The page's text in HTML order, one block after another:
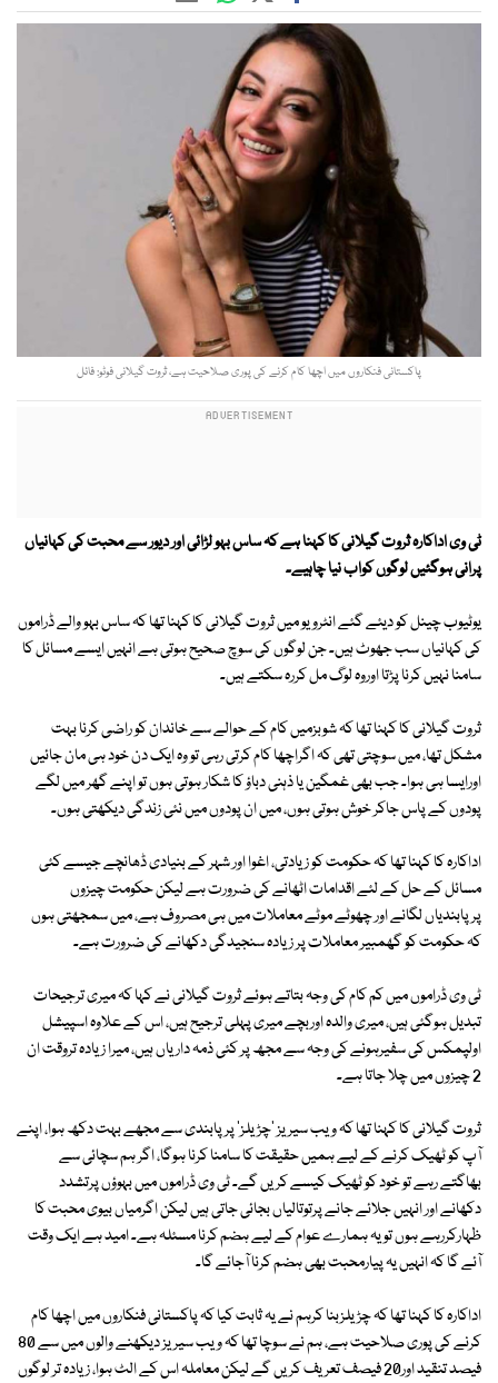
پاکستانی فنکاروں میں اچھا کام کرنے کی پوری صلاحیت ہے، ثروت گیلانی فوٹو: فائل
ٹی وی اداکارہ ثروت گیلانی کا کہنا ہے کہ ساس بہو لڑائی اور دیور سے محبت کی کہانیاں
پرانی ہوگئیں لوگوں کواب نیا چاہیے۔
یوٹیوب چینل کو دیئے گئے انٹرویو میں ثروت گیلانی کا کہنا تھا کہ ساس بہو والے ڈراموں
کی کہانیاں سب جھوٹ ہیں۔ جن لوگوں کی سوچ صحیح ہوتی ہے انہیں ایسے مسائل کا
سامنا نہیں کرنا پڑتا اوروہ لوگ مل کررہ سکتے ہیں۔
ثروت گیلانی کا کہنا تھا کہ شوبزمیں کام کے حوالے سے خاندان کو راضی کرنا بہت
مشکل تھا، میں سوچتی تھی کہ اگراچھا کام کرتی رہی تو وہ ایک دن خود ہی مان جائیں
اورایسا ہی ہوا۔ جب بھی غمگین یا ذہنی دباؤ کا شکار ہوتی ہوں تو اپنے گھر میں لگے
پودوں کے پاس جاکر خوش ہوتی ہوں، میں ان پودوں میں نئی زندگی دیکھتی ہوں۔
اداکارہ کا کہنا تھا کہ حکومت کو زیادتی، اغوا اور شہر کے بنیادی ڈھانچے جیسے کئی
مسائل کے حل کے لئے اقدامات اٹھانے کی ضرورت ہے لیکن حکومت چیزوں
پرپابندیاں لگانے اور چھوٹے موٹے معاملات میں ہی مصروف ہے، میں سمجھتی ہوں
کہ حکومت کو گھمبیر معاملات پر زیادہ سنجیدگی دکھانے کی ضرورت ہے۔
ٹی وی ڈراموں میں کم کام کی وجہ بتاتے ہوئے ثروت گیلانی نے کہا کہ میری ترجیحات
تبدیل ہوگئی ہیں، میری والدہ اوربچے میری پہلی ترجیح ہیں، اس کے علاوہ اسپیشل
اولپمکس کی سفیرہونے کی وجہ سے مجھ پر کئی ذمہ داریاں ہیں، میرا زیادہ تروقت ان
2 چیزوں میں چلا جاتا ہے۔
ثروت گیلانی کا کہنا تھا کہ ویب سیریز 'چڑیلز' پرپابندی سے مجھے بہت دکھ ہوا، اپنے
آپ کو ٹھیک کرنے کے لیے ہمیں حقیقت کا سامنا کرنا ہوگا، اگر ہم سچائی سے
بھاگتے رہے تو خود کو ٹھیک کیسے کریں گے۔ ٹی وی ڈراموں میں بہوؤں پرتشدد
دکھانے اور انہیں جلائے جانے پرتوتالیاں بجائی جاتی ہیں لیکن اگرمیاں بیوی محبت کا
ظہارکررہے ہوں تویہ ہمارے عوام کے لیے ہضم کرنا مسئلہ ہے۔ امید ہے ایک وقت
آئے گا کہ انہیں یہ پیارمحبت بھی ہضم کرنا آجائے گا۔
اداکارہ کا کہنا تھا کہ چڑیلزبنا کرہم نے یہ ثابت کیا کہ پاکستانی فنکاروں میں اچھا کام
کرنے کی پوری صلاحیت ہے، ہم نے سوچا تھا کہ ویب سیریز دیکھنے والوں میں سے 80
فیصد تنقید اور20 فیصف تعریف کریں گے لیکن معاملہ اس کے الٹ ہوا، زیادہ تر لوگوں